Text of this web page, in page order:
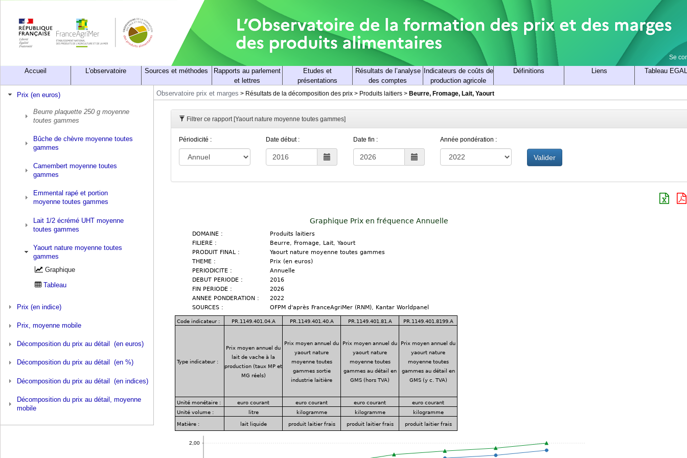
Se
Accueil L'observatoire Sources et méthodes
Rapports au parlement
et lettres
Etudes et
présentations
Résultats de l’analyse
des comptes
Indicateurs de coûts de
production agricole
Définitions Liens Tableau
Prix (en euros)
Beurre plaquette 250 g moyenne
toutes gammes
Bûche de chèvre moyenne toutes
gammes
Camembert moyenne toutes
gammes
Emmental rapé et portion
moyenne toutes gammes
Lait 1/2 écrémé UHT moyenne
toutes gammes
Yaourt nature moyenne toutes
gammes
Graphique
Tableau
Prix (en indice)
Prix, moyenne mobile
Décomposition du prix au détail (en euros)
Décomposition du prix au détail (en %)
Décomposition du prix au détail (en indices)
Décomposition du prix au détail, moyenne
mobile
Observatoire prix et marges > Résultats de la décomposition des prix > Produits laitiers > Beurre, Fromage, Lait, Yaourt
Filtrer ce rapport [Yaourt nature moyenne toutes gammes]
Périodicité : Date début : Date fin : Année pondération :
Valider